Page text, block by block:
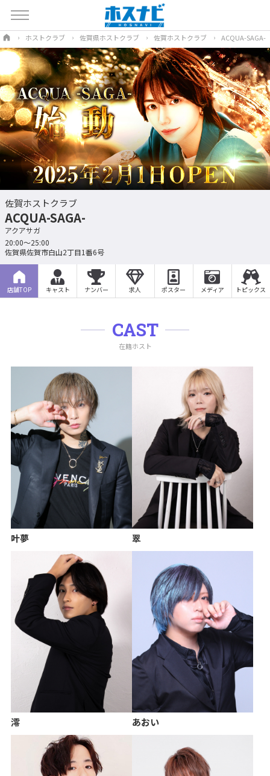
ホストクラブ 佐賀県ホストクラブ 佐賀ホストクラブ ACQUA-SAGA-
佐賀ホストクラブ
ACQUA-SAGA-
アクアサガ
20:00～25:00
佐賀県佐賀市白山2丁目1番6号
店舗TOP キャスト ナンバー 求人 ポスター メディア トピックス
CAST
在籍ホスト
叶夢 翠
澪 あおい